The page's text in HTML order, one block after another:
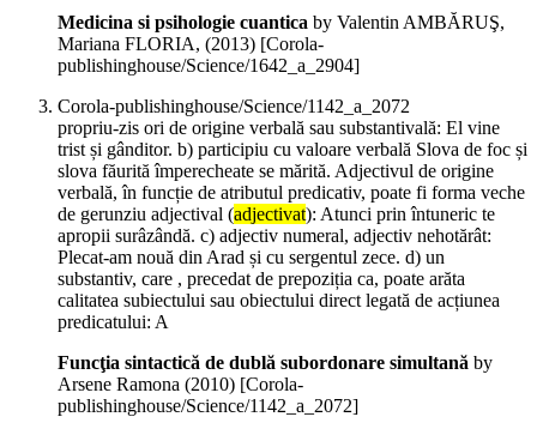
Medicina si psihologie cuantica by Valentin AMBĂRUŞ,
Mariana FLORIA, (2013) [Corola-
publishinghouse/Science/1642_a_2904]
Corola-publishinghouse/Science/1142_a_2072
propriu-zis ori de origine verbală sau substantivală: El vine
trist și gânditor. b) participiu cu valoare verbală Slova de foc și
slova făurită împerecheate se mărită. Adjectivul de origine
verbală, în funcție de atributul predicativ, poate fi forma veche
de gerunziu adjectival (adjectivat): Atunci prin întuneric te
apropii surâzândă. c) adjectiv numeral, adjectiv nehotărât:
Plecat-am nouă din Arad și cu sergentul zece. d) un
substantiv, care , precedat de prepoziția ca, poate arăta
calitatea subiectului sau obiectului direct legată de acțiunea
predicatului: A
Funcţia sintactică de dublă subordonare simultană by
Arsene Ramona (2010) [Corola-
publishinghouse/Science/1142_a_2072]